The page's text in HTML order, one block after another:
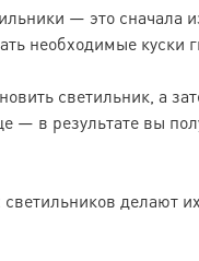
— это сначала
необходимые куски
светильник, а
— в результате вы
делают